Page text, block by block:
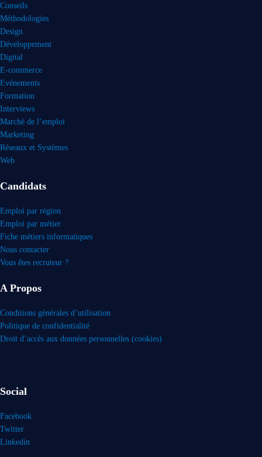
Conseils
Méthodologies
Design
Développement
Digital
E-commerce
Evénements
Formation
Interviews
Marché de l’emploi
Marketing
Réseaux et Systèmes
Web
Candidats
Emploi par région
Emploi par métier
Fiche métiers informatiques
Nous contacter
Vous êtes recruteur ?
A Propos
Conditions générales d’utilisation
Politique de confidentialité
Droit d’accès aux données personnelles (cookies)
Social
Facebook
Twitter
Linkedin